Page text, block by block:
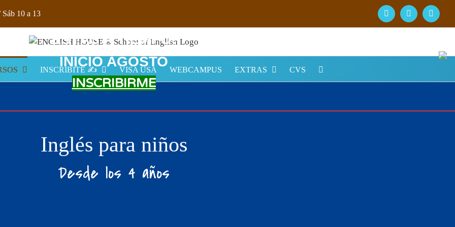
10 a 13​ FacebookYouTube
INSCRIBITE ✍️ VISA USA WEBCAMPUS EXTRAS CVS
Inglés para niños
Desde los 4 años
ESTÁS A TIEMPO!
INICIO AGOSTO
INSCRIBIRME